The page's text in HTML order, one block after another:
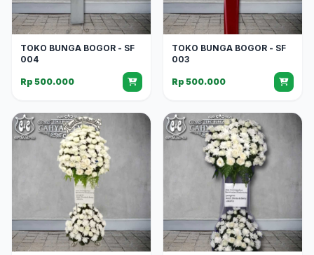
TOKO BUNGA BOGOR - SF
004
Rp 500.000
TOKO BUNGA BOGOR - SF
003
Rp 500.000